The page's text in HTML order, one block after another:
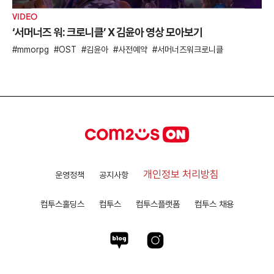
VIDEO
‘서머너즈 워: 크로니클’ X 김윤아 영상 모아보기
mmorpg OST 김윤아 사전예약 서머너즈워크로니클
운영정책 공지사항 개인정보 처리방침
컴투스홀딩스 컴투스 컴투스플랫폼 컴투스 채용